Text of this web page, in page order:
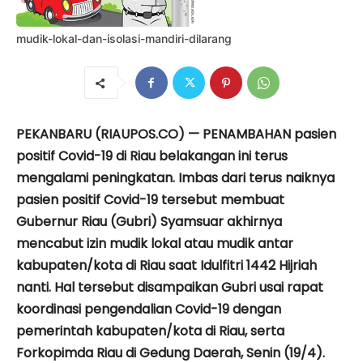
mudik-lokal-dan-isolasi-mandiri-dilarang
PEKANBARU (RIAUPOS.CO) — PENAMBAHAN pasien
positif Covid-19 di Riau belakangan ini terus
mengalami peningkatan. Imbas dari terus naiknya
pasien positif Covid-19 tersebut membuat
Gubernur Riau (Gubri) Syamsuar akhirnya
mencabut izin mudik lokal atau mudik antar
kabupaten/kota di Riau saat Idulfitri 1442 Hijriah
nanti. Hal tersebut disampaikan Gubri usai rapat
koordinasi pengendalian Covid-19 dengan
pemerintah kabupaten/kota di Riau, serta
Forkopimda Riau di Gedung Daerah, Senin (19/4).